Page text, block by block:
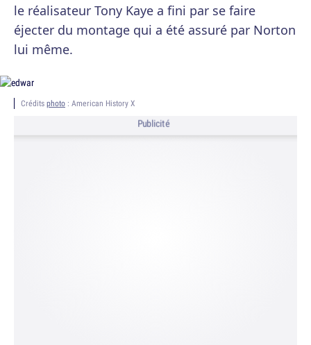
le réalisateur Tony Kaye a fini par se faire
éjecter du montage qui a été assuré par Norton
lui même.
Crédits photo : American History X
Publicité